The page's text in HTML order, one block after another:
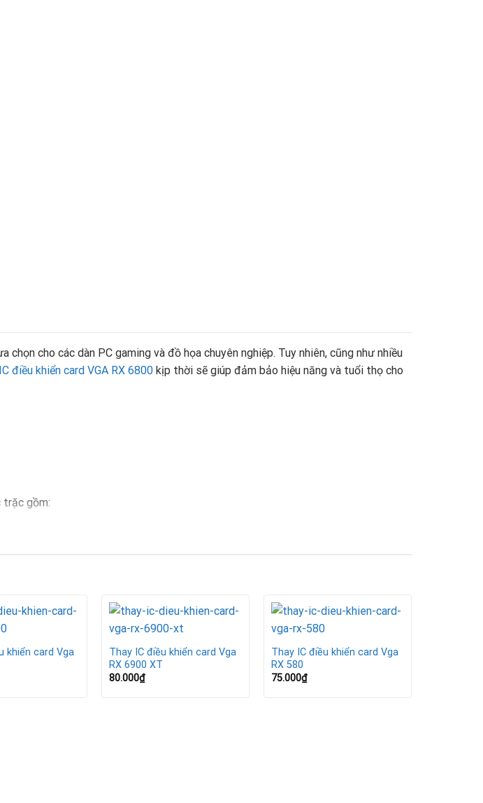
cho các dàn PC gaming và đồ họa chuyên nghiệp. Tuy nhiên, cũng như nhiều
điều khiển card VGA RX 6800 kịp thời sẽ giúp đảm bảo hiệu năng và tuổi thọ cho
trặc gồm:
thế.
khiển card Vga
Thay IC điều khiển card Vga
RX 6900 XT
80.000₫
Thay IC điều khiển card Vga
RX 580
75.000₫